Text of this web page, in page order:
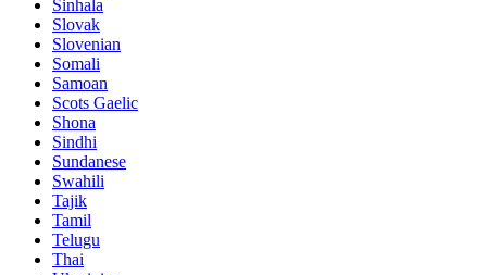
Sinhala
Slovak
Slovenian
Somali
Samoan
Scots Gaelic
Shona
Sindhi
Sundanese
Swahili
Tajik
Tamil
Telugu
Thai